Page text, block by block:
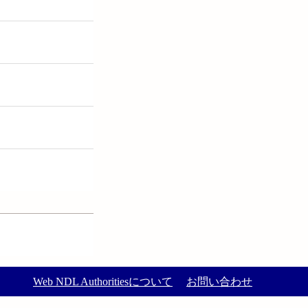
Web NDL Authoritiesについて お問い合わせ